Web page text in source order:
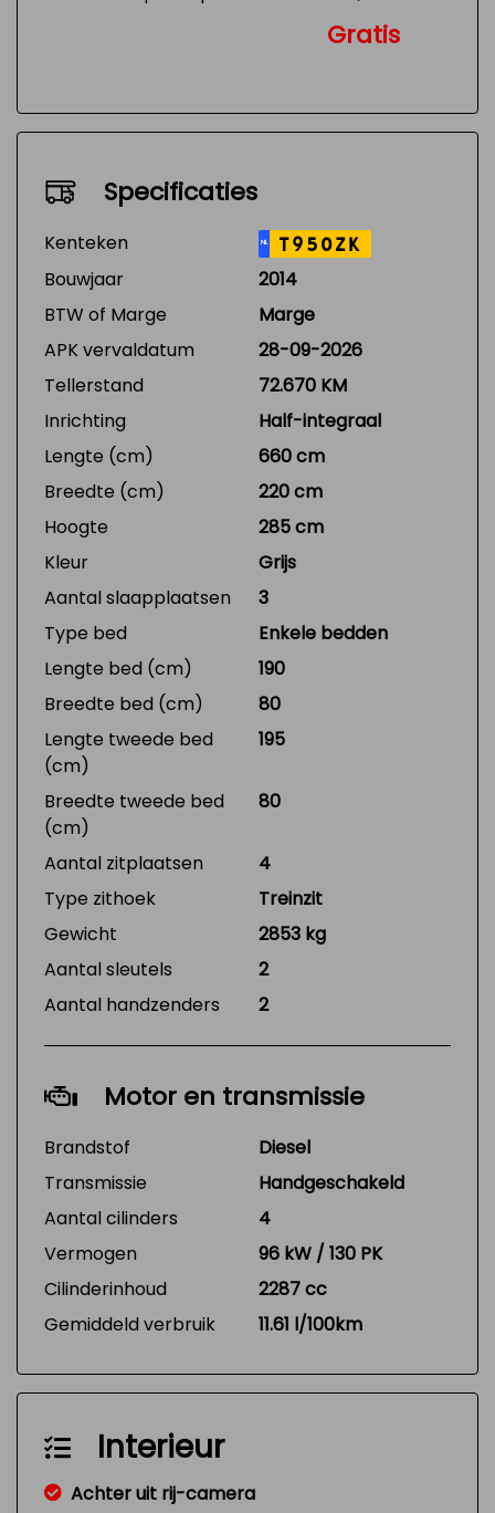
Gratis
Specificaties
Kenteken NL T950ZK
Bouwjaar
2014
BTW of Marge
Marge
APK vervaldatum
28-09-2026
Tellerstand
72.670 KM
Inrichting
Half-integraal
Lengte (cm)
660 cm
Breedte (cm)
220 cm
Hoogte
285 cm
Kleur
Grijs
Aantal slaapplaatsen
3
Type bed
Enkele bedden
Lengte bed (cm)
190
Breedte bed (cm)
80
Lengte tweede bed
(cm)
195
Breedte tweede bed
(cm)
80
Aantal zitplaatsen
4
Type zithoek
Treinzit
Gewicht
2853 kg
Aantal sleutels
2
Aantal handzenders
2
Motor en transmissie
Brandstof
Diesel
Transmissie
Handgeschakeld
Aantal cilinders
4
Vermogen
96 kW / 130 PK
Cilinderinhoud
2287 cc
Gemiddeld verbruik
11.61 l/100km
Interieur
Achter uit rij-camera